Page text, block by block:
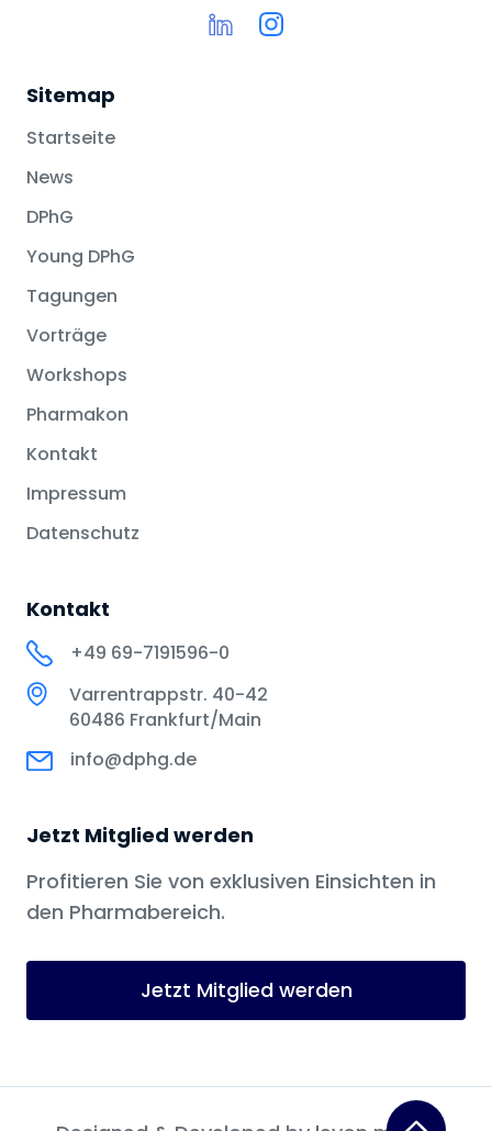
Sitemap
Startseite
News
DPhG
Young DPhG
Tagungen
Vorträge
Workshops
Pharmakon
Kontakt
Impressum
Datenschutz
Kontakt
+49 69-7191596-0
Varrentrappstr. 40-42
60486 Frankfurt/Main
info@dphg.de
Jetzt Mitglied werden
Profitieren Sie von exklusiven Einsichten in
den Pharmabereich.
Jetzt Mitglied werden